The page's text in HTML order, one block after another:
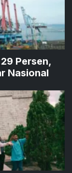
Persen,
Nasional